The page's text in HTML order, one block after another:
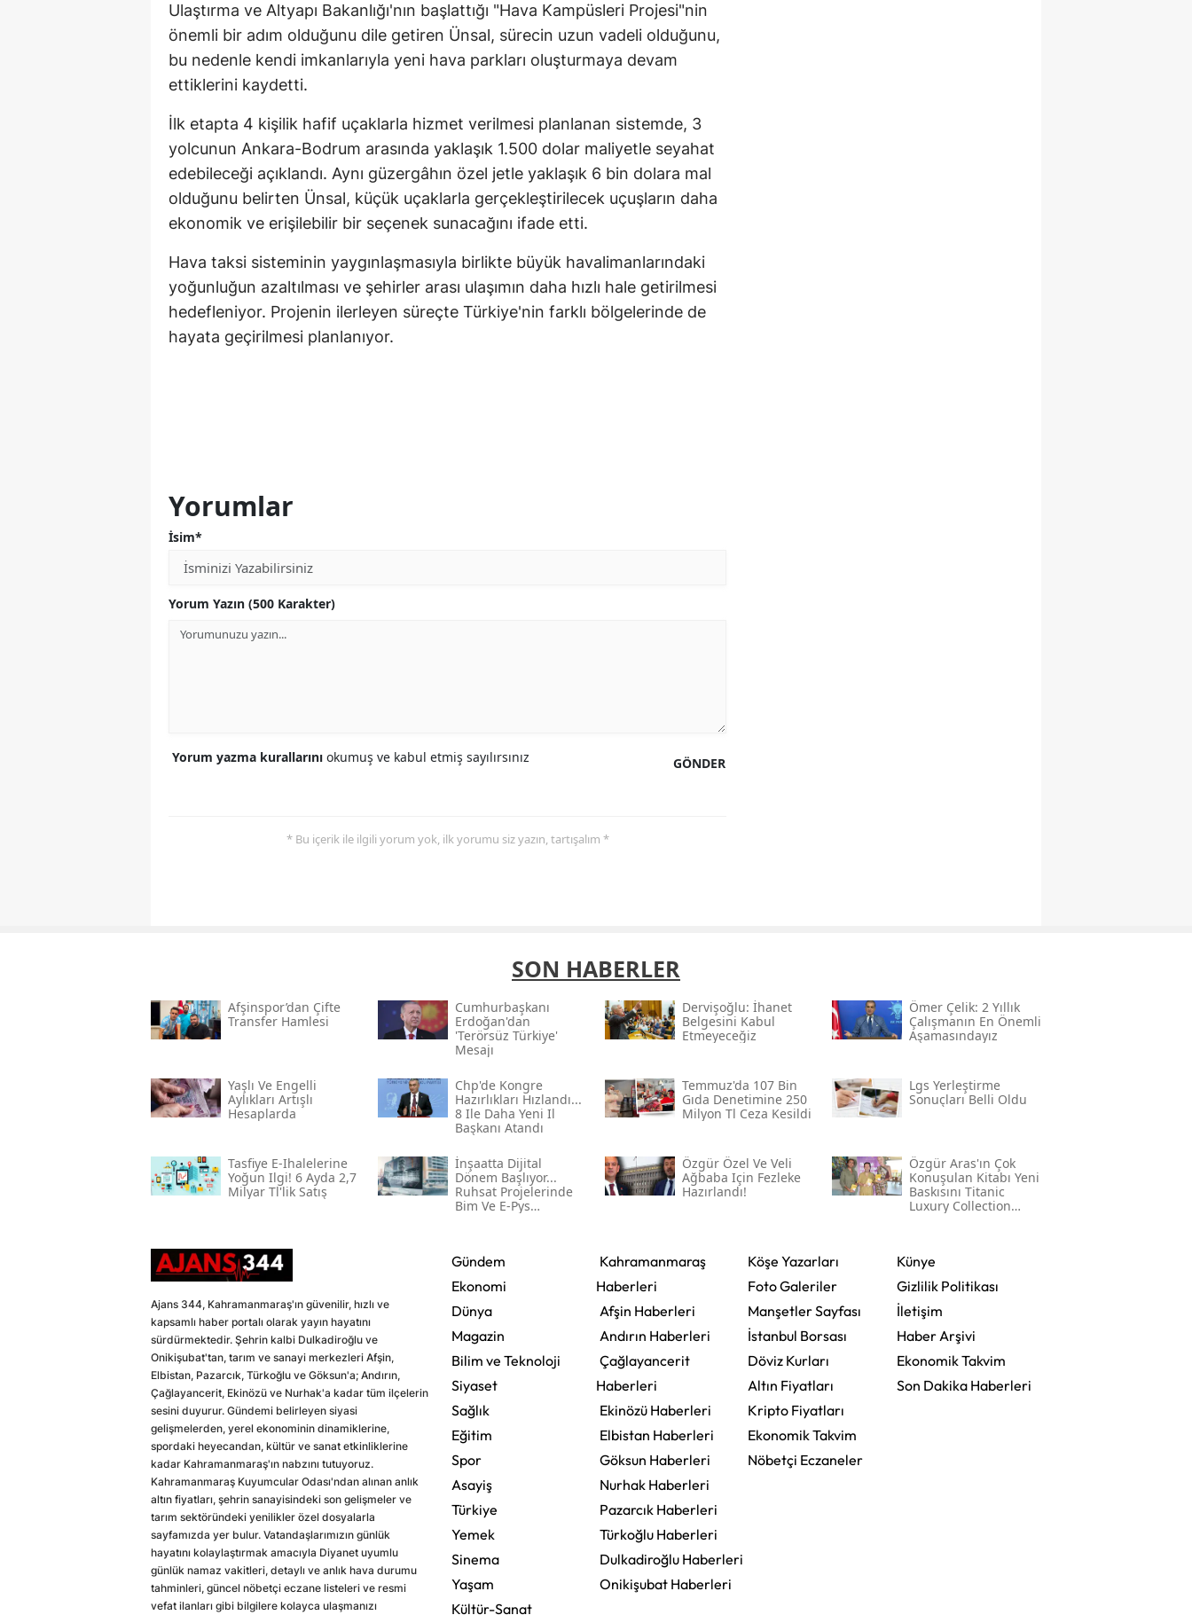
Ulaştırma ve Altyapı Bakanlığı'nın başlattığı "Hava Kampüsleri Projesi"nin
önemli bir adım olduğunu dile getiren Ünsal, sürecin uzun vadeli olduğunu,
bu nedenle kendi imkanlarıyla yeni hava parkları oluşturmaya devam
ettiklerini kaydetti.
İlk etapta 4 kişilik hafif uçaklarla hizmet verilmesi planlanan sistemde, 3
yolcunun Ankara-Bodrum arasında yaklaşık 1.500 dolar maliyetle seyahat
edebileceği açıklandı. Aynı güzergâhın özel jetle yaklaşık 6 bin dolara mal
olduğunu belirten Ünsal, küçük uçaklarla gerçekleştirilecek uçuşların daha
ekonomik ve erişilebilir bir seçenek sunacağını ifade etti.
Hava taksi sisteminin yaygınlaşmasıyla birlikte büyük havalimanlarındaki
yoğunluğun azaltılması ve şehirler arası ulaşımın daha hızlı hale getirilmesi
hedefleniyor. Projenin ilerleyen süreçte Türkiye'nin farklı bölgelerinde de
hayata geçirilmesi planlanıyor.
Yorumlar
İsim*
Yorum Yazın (500 Karakter)
GÖNDER
Yorum yazma kurallarını okumuş ve kabul etmiş sayılırsınız
* Bu içerik ile ilgili yorum yok, ilk yorumu siz yazın, tartışalım *
SON HABERLER
Afşinspor’dan Çifte
Transfer Hamlesi
Cumhurbaşkanı
Erdoğan'dan
'terörsüz Türkiye'
Mesajı
Dervişoğlu: İhanet
Belgesini Kabul
Etmeyeceğiz
Ömer Çelik: 2 Yıllık
Çalışmanın En Önemli
Aşamasındayız
Yaşlı Ve Engelli
Aylıkları Artışlı
Hesaplarda
Chp'de Kongre
Hazırlıkları Hızlandı...
8 Ile Daha Yeni Il
Başkanı Atandı
Temmuz'da 107 Bin
Gıda Denetimine 250
Milyon Tl Ceza Kesildi
Lgs Yerleştirme
Sonuçları Belli Oldu
Tasfiye E-Ihalelerine
Yoğun Ilgi! 6 Ayda 2,7
Milyar Tl'lik Satış
İnşaatta Dijital
Dönem Başlıyor...
Ruhsat Projelerinde
Bim Ve E-Pys
Özgür Özel Ve Veli
Ağbaba Için Fezleke
Hazırlandı!
Özgür Aras'ın Çok
Konuşulan Kitabı Yeni
Baskısını Titanic
Luxury Collection
Ajans 344, Kahramanmaraş'ın güvenilir, hızlı ve
kapsamlı haber portalı olarak yayın hayatını
sürdürmektedir. Şehrin kalbi Dulkadiroğlu ve
Onikişubat'tan, tarım ve sanayi merkezleri Afşin,
Elbistan, Pazarcık, Türkoğlu ve Göksun'a; Andırın,
Çağlayancerit, Ekinözü ve Nurhak'a kadar tüm ilçelerin
sesini duyurur. Gündemi belirleyen siyasi
gelişmelerden, yerel ekonominin dinamiklerine,
spordaki heyecandan, kültür ve sanat etkinliklerine
kadar Kahramanmaraş'ın nabzını tutuyoruz.
Kahramanmaraş Kuyumcular Odası'ndan alınan anlık
altın fiyatları, şehrin sanayisindeki son gelişmeler ve
tarım sektöründeki yenilikler özel dosyalarla
sayfamızda yer bulur. Vatandaşlarımızın günlük
hayatını kolaylaştırmak amacıyla Diyanet uyumlu
günlük namaz vakitleri, detaylı ve anlık hava durumu
tahminleri, güncel nöbetçi eczane listeleri ve resmi
vefat ilanları gibi bilgilere kolayca ulaşmanızı
Gündem
Ekonomi
Dünya
Magazin
Bilim ve Teknoloji
Siyaset
Sağlık
Eğitim
Spor
Asayiş
Türkiye
Yemek
Sinema
Yaşam
Kültür-Sanat
Kahramanmaraş
Haberleri
Afşin Haberleri
Andırın Haberleri
Çağlayancerit
Haberleri
Ekinözü Haberleri
Elbistan Haberleri
Göksun Haberleri
Nurhak Haberleri
Pazarcık Haberleri
Türkoğlu Haberleri
Dulkadiroğlu Haberleri
Onikişubat Haberleri
Köşe Yazarları
Foto Galeriler
Manşetler Sayfası
İstanbul Borsası
Döviz Kurları
Altın Fiyatları
Kripto Fiyatları
Ekonomik Takvim
Nöbetçi Eczaneler
Künye
Gizlilik Politikası
İletişim
Haber Arşivi
Ekonomik Takvim
Son Dakika Haberleri